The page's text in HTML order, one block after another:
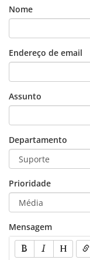
Nome
Endereço de email
Assunto
Departamento
Prioridade
Mensagem